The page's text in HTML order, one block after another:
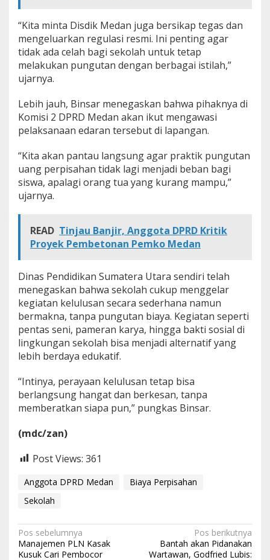
“Kita minta Disdik Medan juga bersikap tegas dan
mengeluarkan regulasi resmi. Ini penting agar
tidak ada celah bagi sekolah untuk tetap
melakukan pungutan dengan berbagai istilah,”
ujarnya.
Lebih jauh, Binsar menegaskan bahwa pihaknya di
Komisi 2 DPRD Medan akan ikut mengawasi
pelaksanaan edaran tersebut di lapangan.
“Kita akan pantau langsung agar praktik pungutan
uang perpisahan tidak lagi menjadi beban bagi
siswa, apalagi orang tua yang kurang mampu,”
ujarnya.
READ Tinjau Banjir, Anggota DPRD Kritik
Proyek Pembetonan Pemko Medan
Dinas Pendidikan Sumatera Utara sendiri telah
menegaskan bahwa sekolah cukup menggelar
kegiatan kelulusan secara sederhana namun
bermakna, tanpa pungutan biaya. Kegiatan seperti
pentas seni, pameran karya, hingga bakti sosial di
lingkungan sekolah bisa menjadi alternatif yang
lebih berdaya edukatif.
“Intinya, perayaan kelulusan tetap bisa
berlangsung hangat dan berkesan, tanpa
memberatkan siapa pun,” pungkas Binsar.
(mdc/zan)
Post Views: 361
Anggota DPRD Medan
Biaya Perpisahan
Sekolah
N
a
Pos sebelumnya
Manajemen PLN Kasak
Kusuk Cari Pembocor
Pos berikutnya
Bantah akan Pidanakan
Wartawan, Godfried Lubis: